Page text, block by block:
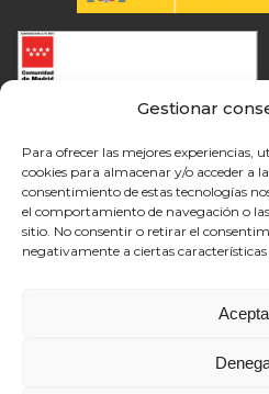
Gestionar
Para ofrecer las mejores experiencias,
cookies para almacenar y/o acceder a
consentimiento de estas tecnologías
el comportamiento de navegación o
sitio. No consentir o retirar el
negativamente a ciertas